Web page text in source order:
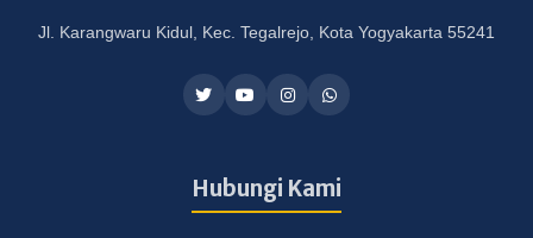
Jl. Karangwaru Kidul, Kec. Tegalrejo, Kota Yogyakarta 55241
Hubungi Kami